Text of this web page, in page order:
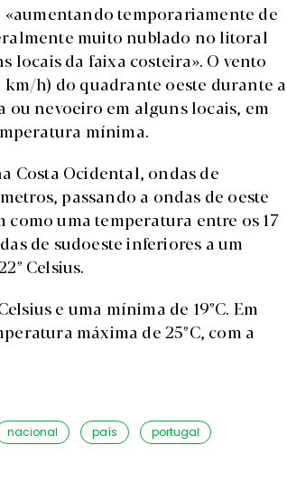
«aumentando temporariamente de
muito nublado no litoral
locais da faixa costeira». O vento
h) do quadrante oeste durante a
ou nevoeiro em alguns locais, em
mínima.
Costa Ocidental, ondas de
passando a ondas de oeste
como uma temperatura entre os 17
de sudoeste inferiores a um
Celsius.
e uma mínima de 19ºC. Em
máxima de 25ºC, com a
nacional país portugal